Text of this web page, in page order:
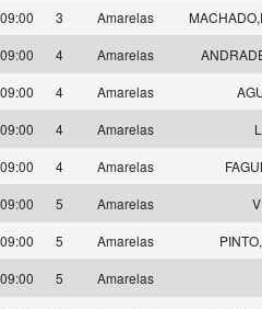
09:00
3 Amarelas
09:00
4 Amarelas
09:00
4 Amarelas
09:00
4 Amarelas
09:00
4 Amarelas
09:00
5 Amarelas
09:00
5 Amarelas
09:00
5 Amarelas